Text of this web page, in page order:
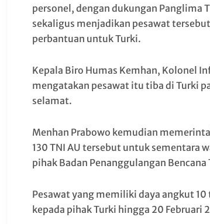
personel, dengan dukungan Panglima
sekaligus menjadikan pesawat
perbantuan untuk Turki.
Kepala Biro Humas Kemhan, Kolonel
mengatakan pesawat itu tiba di Turki
selamat.
Menhan Prabowo kemudian
130 TNI AU tersebut untuk sementara
pihak Badan Penanggulangan Bencana
Pesawat yang memiliki daya angkut
kepada pihak Turki hingga 20 Februari